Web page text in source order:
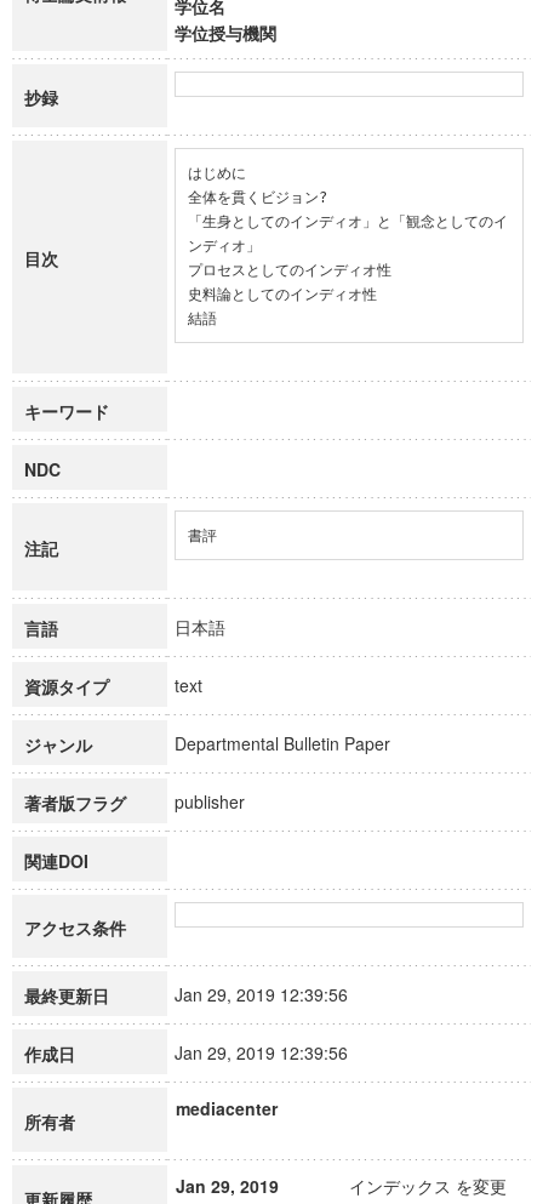
学位名
学位授与機関
抄録
目次
はじめに
全体を貫くビジョン?
「生身としてのインディオ」と「観念としてのイ
ンディオ」
プロセスとしてのインディオ性
史料論としてのインディオ性
結語
キーワード
NDC
注記
書評
言語 日本語
資源タイプ text
ジャンル Departmental Bulletin Paper
著者版フラグ publisher
関連DOI
アクセス条件
最終更新日 Jan 29, 2019 12:39:56
作成日 Jan 29, 2019 12:39:56
所有者
mediacenter
更新履歴
Jan 29, 2019 インデックス を変更